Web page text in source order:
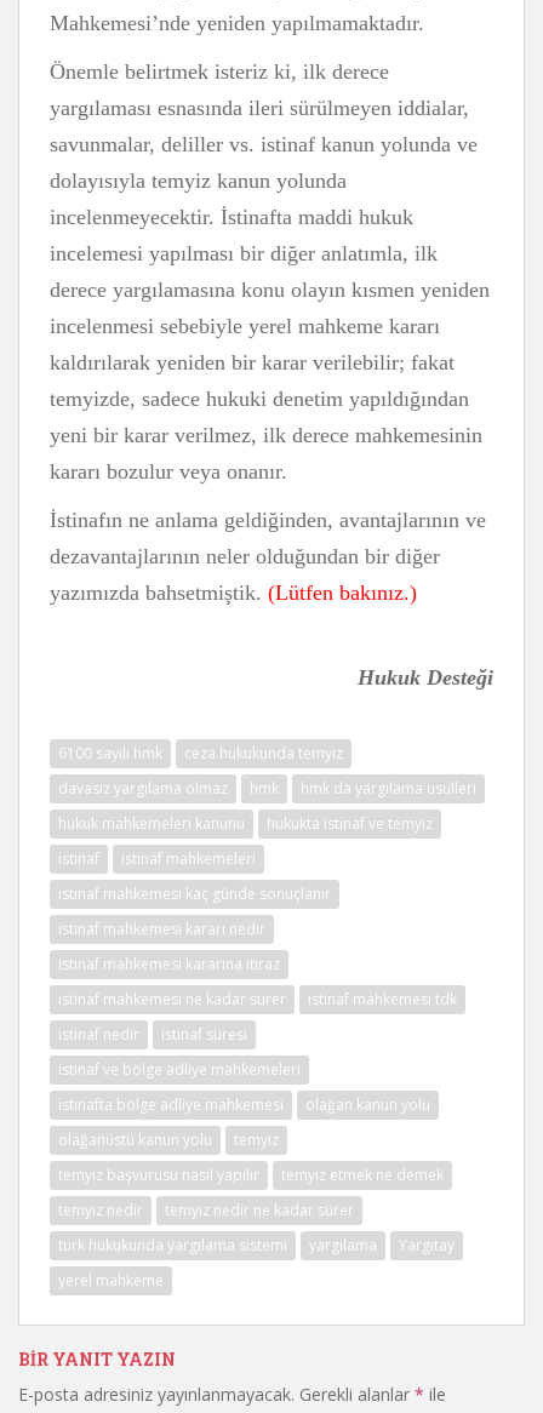
Mahkemesi’nde yeniden yapılmamaktadır.
Önemle belirtmek isteriz ki, ilk derece
yargılaması esnasında ileri sürülmeyen iddialar,
savunmalar, deliller vs. istinaf kanun yolunda ve
dolayısıyla temyiz kanun yolunda
incelenmeyecektir. İstinafta maddi hukuk
incelemesi yapılması bir diğer anlatımla, ilk
derece yargılamasına konu olayın kısmen yeniden
incelenmesi sebebiyle yerel mahkeme kararı
kaldırılarak yeniden bir karar verilebilir; fakat
temyizde, sadece hukuki denetim yapıldığından
yeni bir karar verilmez, ilk derece mahkemesinin
kararı bozulur veya onanır.
İstinafın ne anlama geldiğinden, avantajlarının ve
dezavantajlarının neler olduğundan bir diğer
yazımızda bahsetmiştik. (Lütfen bakınız.)
Hukuk Desteği
6100 sayılı hmk
ceza hukukunda temyiz
davasız yargılama olmaz
hmk
hmk da yargılama usulleri
hukuk mahkemeleri kanunu
hukukta istinaf ve temyiz
istinaf
istinaf mahkemeleri
istinaf mahkemesi kaç günde sonuçlanır
istinaf mahkemesi kararı nedir
istinaf mahkemesi kararına itiraz
istinaf mahkemesi ne kadar sürer
istinaf mahkemesi tdk
istinaf nedir
istinaf süresi
istinaf ve bölge adliye mahkemeleri
istinafta bölge adliye mahkemesi
olağan kanun yolu
olağanüstü kanun yolu
temyiz
temyiz başvurusu nasıl yapılır
temyiz etmek ne demek
temyiz nedir
temyiz nedir ne kadar sürer
türk hukukunda yargılama sistemi
yargılama
Yargıtay
yerel mahkeme
BIR YANIT YAZIN
E-posta adresiniz yayınlanmayacak. Gerekli alanlar * ile